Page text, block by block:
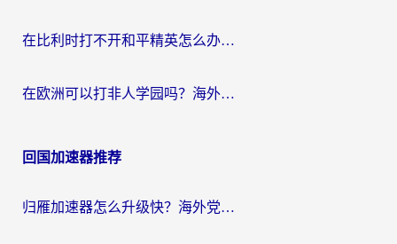
在比利时打不开和平精英怎么办？留学生亲测有效的国服游戏加速方案
在欧洲可以打非人学园吗？海外党国服游戏不卡顿的终极指南
回国加速器推荐
归雁加速器怎么升级快？海外党无缝访问国内资源的全攻略（附免费VPN推荐Dcard热门款）